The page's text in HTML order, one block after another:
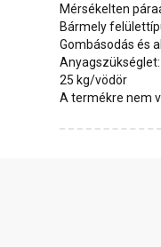
Mérsékelten
Bármely
Gombásodás és
25 kg/vödör
A termékre nem